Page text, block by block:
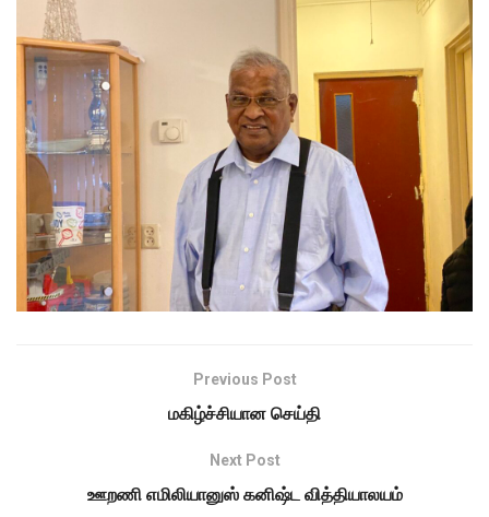
Previous Post
மகிழ்ச்சியான செய்தி
Next Post
ஊறணி எமிலியானுஸ் கனிஷ்ட வித்தியாலயம்